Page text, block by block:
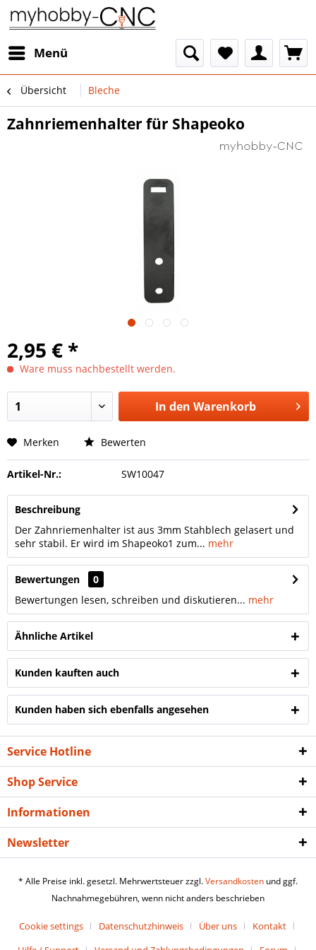
Menü
Übersicht Bleche
Zahnriemenhalter für Shapeoko
2,95 € *
Ware muss nachbestellt werden.
In den Warenkorb
Merken Bewerten
Artikel-Nr.: SW10047
Beschreibung
Der Zahnriemenhalter ist aus 3mm Stahblech gelasert und
sehr stabil. Er wird im Shapeoko1 zum... mehr
Bewertungen
0
Bewertungen lesen, schreiben und diskutieren... mehr
Ähnliche Artikel
Kunden kauften auch
Kunden haben sich ebenfalls angesehen
Service Hotline
Shop Service
Informationen
Newsletter
* Alle Preise inkl. gesetzl. Mehrwertsteuer zzgl.Versandkosten und ggf.
Nachnahmegebühren, wenn nicht anders beschrieben
Cookie settings Datenschutzhinweis Über uns
Kontakt